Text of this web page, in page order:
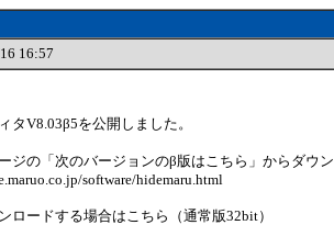
16:57
タV8.03β5を公開しました。
ジの「次のバージョンのβ版はこちら」からダウ
software/hidemaru.html
ロードする場合はこちら（通常版32bit）